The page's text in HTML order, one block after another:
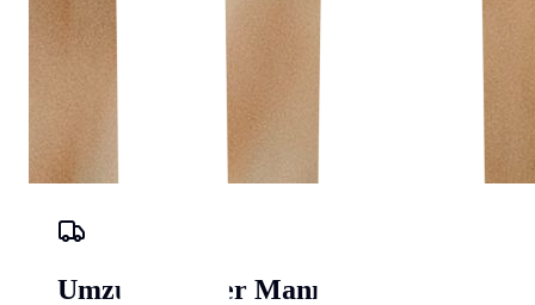
Umzugs-Planer Mannheim